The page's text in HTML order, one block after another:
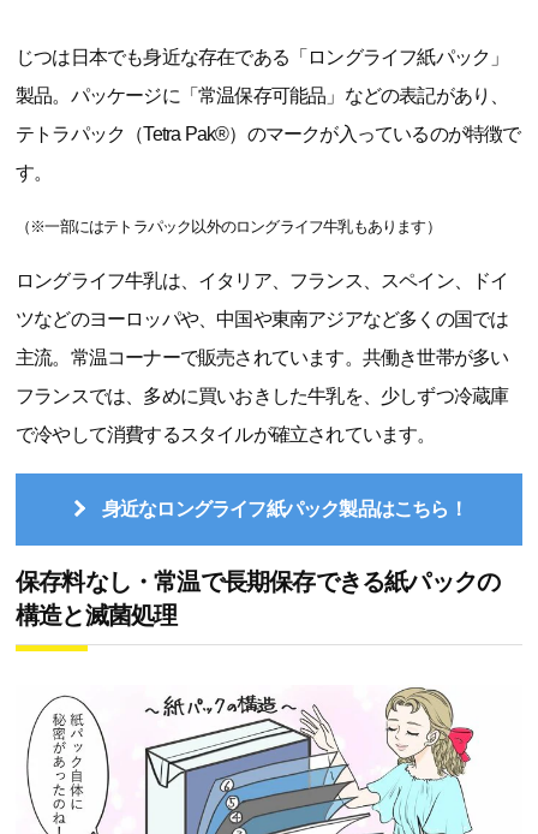
じつは日本でも身近な存在である「ロングライフ紙パック」
製品。パッケージに「常温保存可能品」などの表記があり、
テトラパック（Tetra Pak®）のマークが入っているのが特徴で
す。
（※一部にはテトラパック以外のロングライフ牛乳もあります）
ロングライフ牛乳は、イタリア、フランス、スペイン、ドイ
ツなどのヨーロッパや、中国や東南アジアなど多くの国では
主流。常温コーナーで販売されています。共働き世帯が多い
フランスでは、多めに買いおきした牛乳を、少しずつ冷蔵庫
で冷やして消費するスタイルが確立されています。
身近なロングライフ紙パック製品はこちら！
保存料なし・常温で長期保存できる紙パックの
構造と滅菌処理